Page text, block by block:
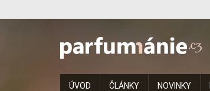
ÚVOD ČLÁNKY NOVINKY